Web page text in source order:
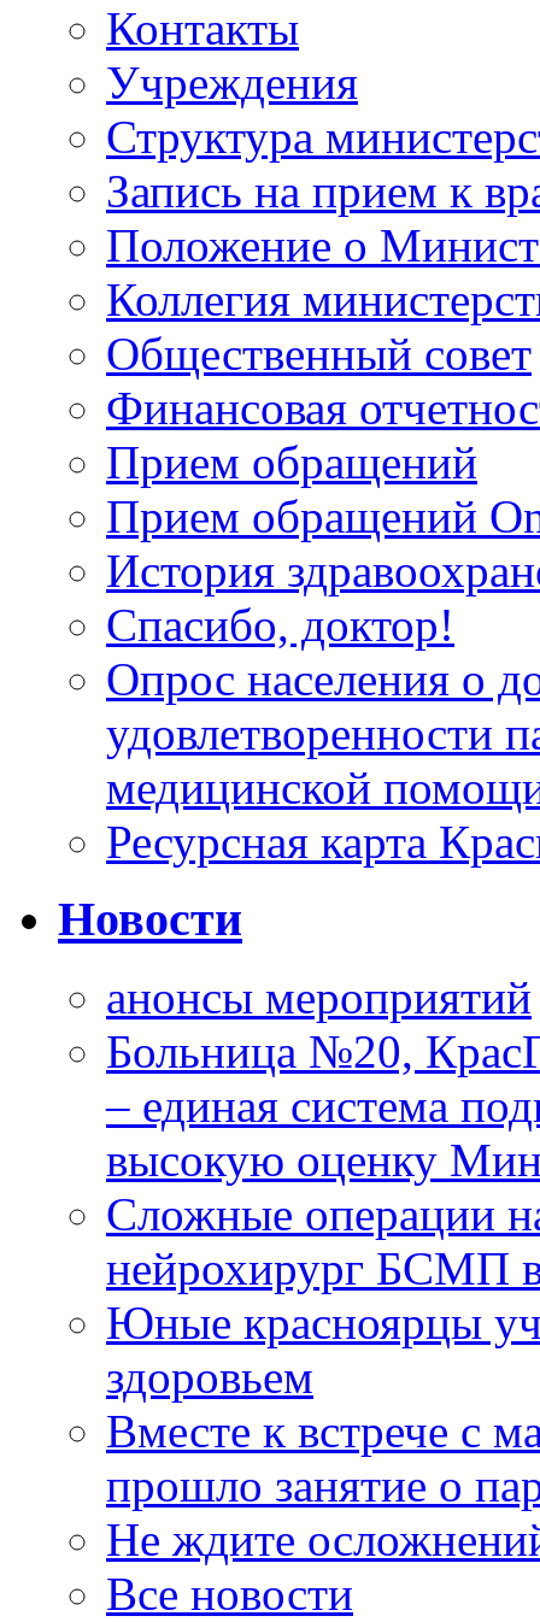
Контакты
Учреждения
Структура
Запись на прием к
Положение о
Коллегия
Общественный совет
Финансовая
Прием обращений
Прием обращений
История
Спасибо, доктор!
Опрос населения о
удовлетворенности
медицинской
Ресурсная карта
Новости
анонсы мероприятий
Больница №20,
– единая система
высокую оценку
Сложные операции
нейрохирург БСМП
Юные красноярцы
здоровьем
Вместе к встрече с
прошло занятие о
Не ждите
Все новости